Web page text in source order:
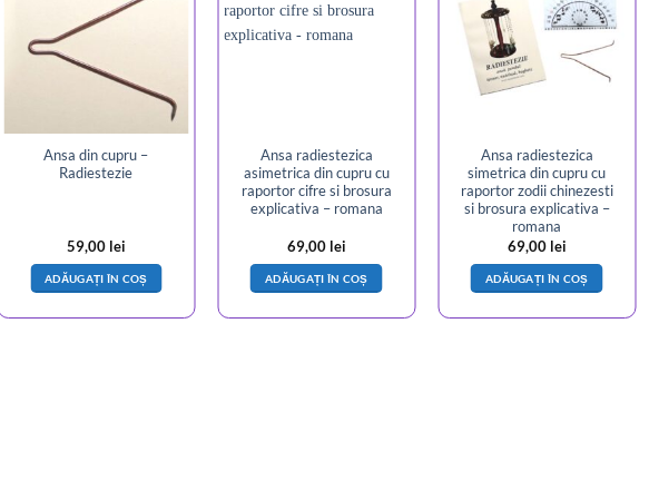
Ansa din cupru –
Radiestezie
59,00 lei
ADĂUGAȚI ÎN COȘ
Ansa radiestezica
asimetrica din cupru cu
raportor cifre si brosura
explicativa – romana
69,00 lei
ADĂUGAȚI ÎN COȘ
Ansa radiestezica
simetrica din cupru cu
raportor zodii chinezesti
si brosura explicativa –
romana
69,00 lei
ADĂUGAȚI ÎN COȘ